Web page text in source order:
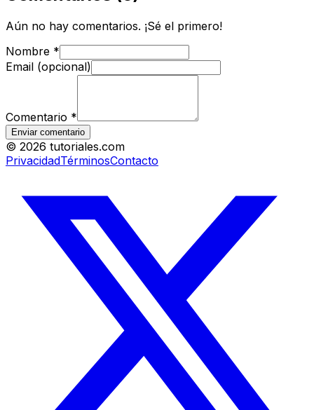
Aún no hay comentarios. ¡Sé el primero!
Nombre *
Email (opcional)
Comentario *
Enviar comentario
© 2026 tutoriales.com
PrivacidadTérminosContacto